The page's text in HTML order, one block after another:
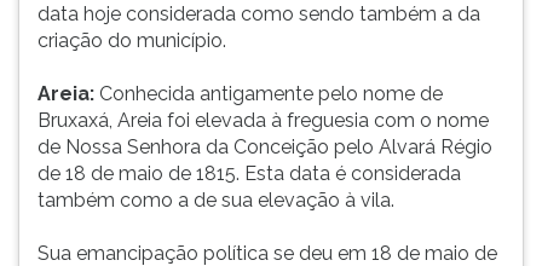
data hoje considerada como sendo também a da
criação do município.
Areia: Conhecida antigamente pelo nome de
Bruxaxá, Areia foi elevada à freguesia com o nome
de Nossa Senhora da Conceição pelo Alvará Régio
de 18 de maio de 1815. Esta data é considerada
também como a de sua elevação à vila.
Sua emancipação política se deu em 18 de maio de